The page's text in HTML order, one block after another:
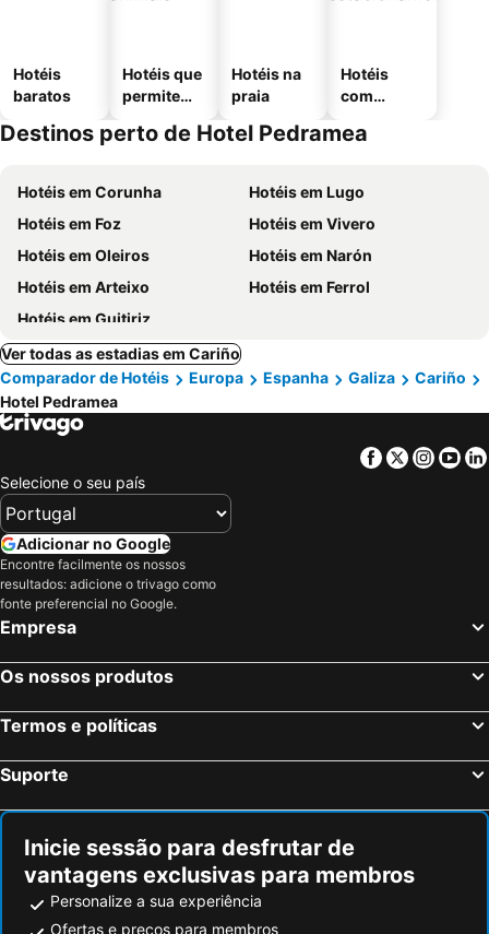
Hotéis
baratos
Hotéis que
permitem
Hotéis na
praia
Hotéis
com
mento
Destinos perto de Hotel Pedramea
Hotéis em Corunha
Hotéis em Lugo
Hotéis em Foz
Hotéis em Vivero
Hotéis em Oleiros
Hotéis em Narón
Hotéis em Arteixo
Hotéis em Ferrol
Hotéis em Guitiriz
Ver todas as estadias em Cariño
Comparador de Hotéis
Europa Espanha Galiza
Cariño
Hotel Pedramea
Facebook
Twitter
Selecione o seu país
Adicionar no Google
Encontre facilmente os nossos
resultados: adicione o trivago como
fonte preferencial no Google.
Empresa
Os nossos produtos
Termos e políticas
Suporte
Inicie sessão para desfrutar de
vantagens exclusivas para membros
Personalize a sua experiência
Ofertas e preços para membros